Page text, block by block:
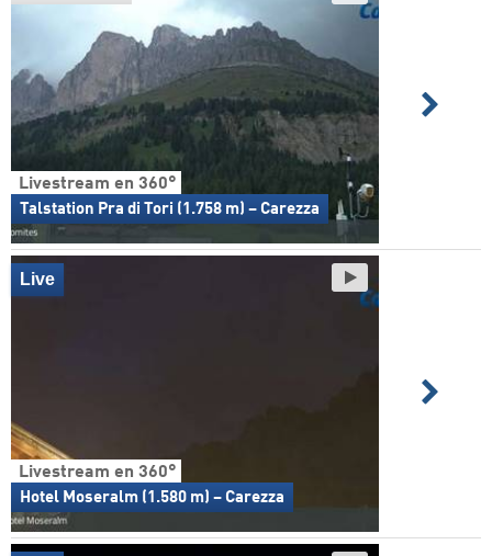
Livestream en 360°
Talstation Pra di Tori (1.758 m) – Carezza
Livestream en 360°
Hotel Moseralm (1.580 m) – Carezza
Live